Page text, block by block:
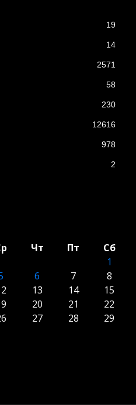
19
14
2571
58
230
12616
978
2
Чт Пт
Сб
1
6 7
8
13 14
15
20 21
22
27 28
29